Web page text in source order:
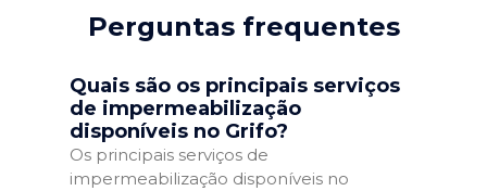
Perguntas frequentes
Quais são os principais serviços
de impermeabilização
disponíveis no Grifo?
Os principais serviços de
impermeabilização disponíveis no